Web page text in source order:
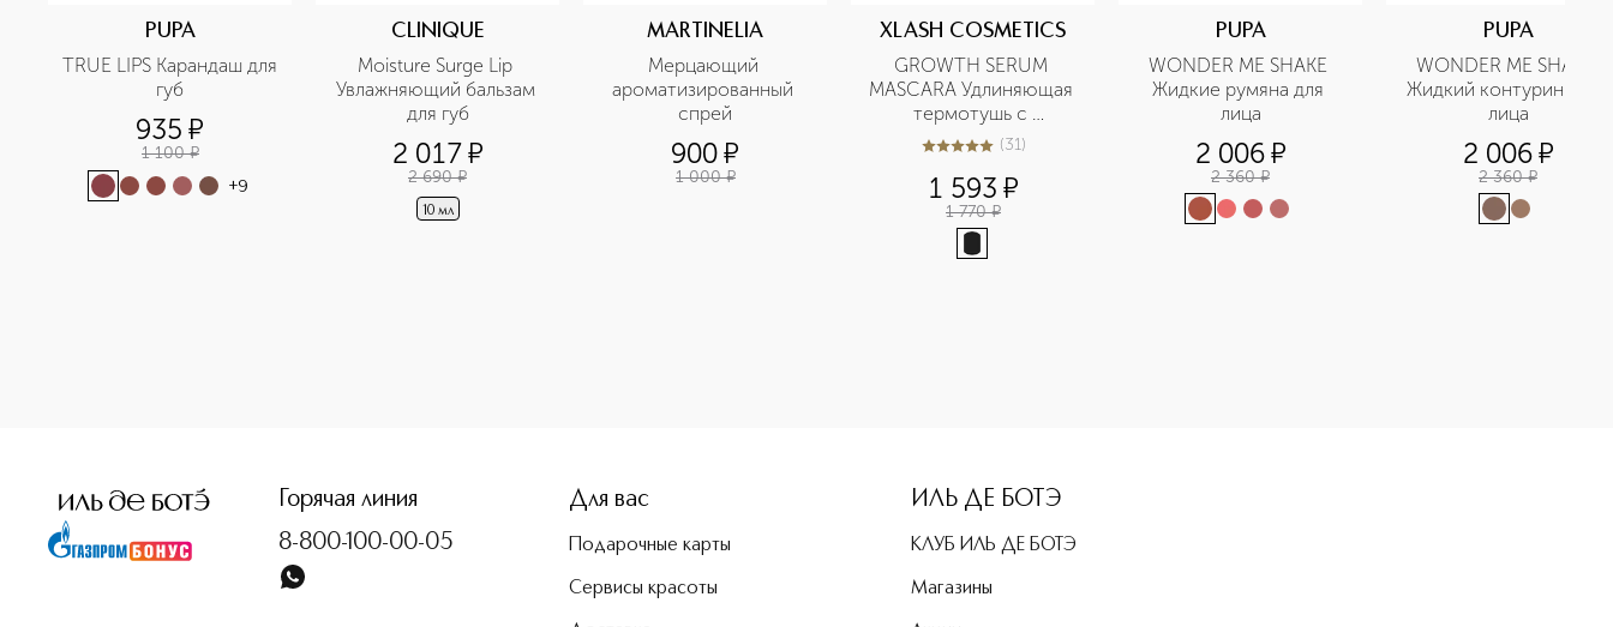
PUPA
TRUE LIPS Карандаш для
губ
935 ¤
1 100 ¤
+9
CLINIQUE
Moisture Surge Lip
Увлажняющий бальзам
для губ
2 017¤
2 690 ¤
10 мл
MARTINELIA
Мерцающий
ароматизированный
спрей
900¤
1 000 ¤
XLASH COSMETICS
GROWTH SERUM
MASCARA Удлиняющая
термотушь с
сывороткой для роста
4.9из531 (31)
1 593 ¤
1 770 ¤
PUPA
WONDER ME SHAKE
Жидкие румяна для
лица
2 006¤
2 360 ¤
PUPA
WONDER ME SHAKE
Жидкий контуринг для
лица
2 006¤
2 360 ¤
Горячая линия
8-800-100-00-05
Для вас
Подарочные карты
Сервисы красоты
ИЛЬ ДЕ БОТЭ
КЛУБ ИЛЬ ДЕ БОТЭ
Магазины